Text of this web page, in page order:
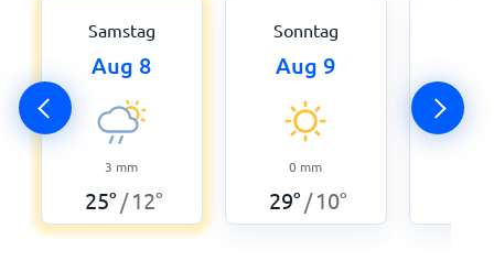
Samstag
Aug 8
3 mm
25° /12°
Sonntag
Aug 9
0 mm
29° /10°